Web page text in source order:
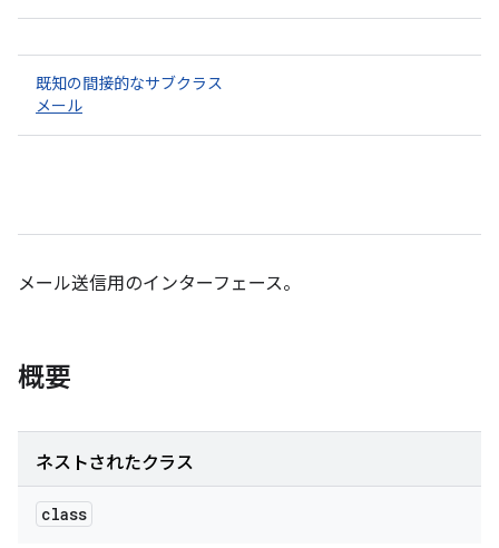
既知の間接的なサブクラス
メール
メール送信用のインターフェース。
概要
ネストされたクラス
class